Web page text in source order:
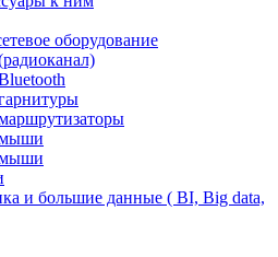
оборудование
мыши
мыши
и большие данные ( BI, Big data,